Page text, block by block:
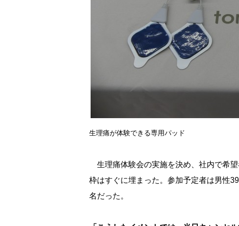
生理痛が体験できる専用パッド
生理痛体験会の実施を決め、社内で希望
枠はすぐに埋まった。参加予定者は男性
名だった。